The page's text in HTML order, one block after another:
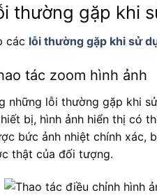
thường gặp khi
các lỗi thường gặp khi sử
tác zoom hình ảnh
những lỗi thường gặp khi
bị, hình ảnh hiển thị có
bức ảnh nhiệt chính xác,
thật của đối tượng.